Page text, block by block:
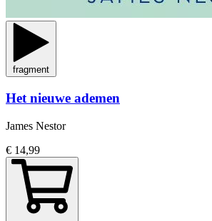
fragment
Het nieuwe ademen
James Nestor
€ 14,99